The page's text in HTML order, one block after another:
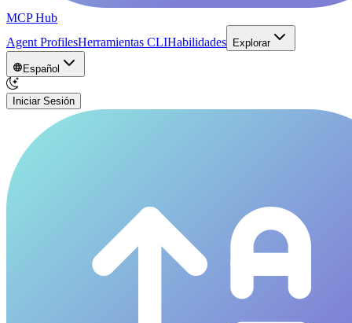
MCP Hub
Agent ProfilesHerramientas CLIHabilidades Explorar
Español
Iniciar Sesión